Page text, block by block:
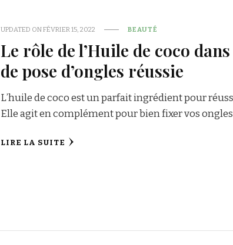
UPDATED ONFÉVRIER 15, 2022 BEAUTÉ
Le rôle de l’Huile de coco
de pose d’ongles réussie
L’huile de coco est un parfait ingrédient pour
Elle agit en complément pour bien fixer vos
LIRE LA SUITE